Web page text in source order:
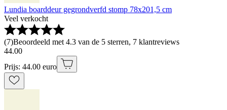
Lundia boarddeur gegrondverfd stomp 78x201,5 cm
Veel verkocht
(7)Beoordeeld met 4.3 van de 5 sterren, 7 klantreviews
44.00
Prijs: 44.00 euro